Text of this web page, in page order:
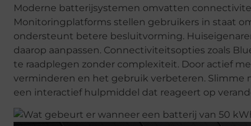
Moderne batterijsystemen omvatten
Monitoringplatforms stellen gebruikers in staat
ondersteunt betere besluitvorming.
daarop aanpassen. Connectiviteitsopties zoals
te raadplegen zonder complexiteit. Door actief
verminderen en het gebruik verbeteren. Slimme
een interactief hulpmiddel dat reageert op